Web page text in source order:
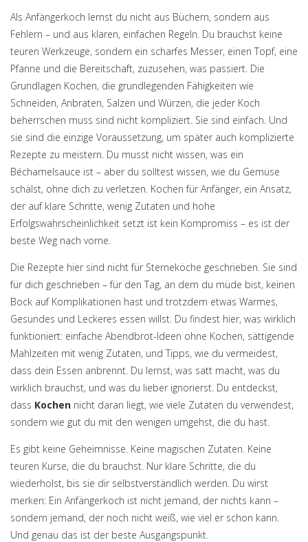
Als Anfängerkoch lernst du nicht aus Büchern, sondern aus
Fehlern – und aus klaren, einfachen Regeln. Du brauchst keine
teuren Werkzeuge, sondern ein scharfes Messer, einen Topf, eine
Pfanne und die Bereitschaft, zuzusehen, was passiert. Die
Grundlagen Kochen, die grundlegenden Fähigkeiten wie
Schneiden, Anbraten, Salzen und Würzen, die jeder Koch
beherrschen muss sind nicht kompliziert. Sie sind einfach. Und
sie sind die einzige Voraussetzung, um später auch komplizierte
Rezepte zu meistern. Du musst nicht wissen, was ein
Béchamelsauce ist – aber du solltest wissen, wie du Gemüse
schälst, ohne dich zu verletzen. Kochen für Anfänger, ein Ansatz,
der auf klare Schritte, wenig Zutaten und hohe
Erfolgswahrscheinlichkeit setzt ist kein Kompromiss – es ist der
beste Weg nach vorne.
Die Rezepte hier sind nicht für Sterneköche geschrieben. Sie sind
für dich geschrieben – für den Tag, an dem du müde bist, keinen
Bock auf Komplikationen hast und trotzdem etwas Warmes,
Gesundes und Leckeres essen willst. Du findest hier, was wirklich
funktioniert: einfache Abendbrot-Ideen ohne Kochen, sättigende
Mahlzeiten mit wenig Zutaten, und Tipps, wie du vermeidest,
dass dein Essen anbrennt. Du lernst, was satt macht, was du
wirklich brauchst, und was du lieber ignorierst. Du entdeckst,
dass Kochen nicht daran liegt, wie viele Zutaten du verwendest,
sondern wie gut du mit den wenigen umgehst, die du hast.
Es gibt keine Geheimnisse. Keine magischen Zutaten. Keine
teuren Kurse, die du brauchst. Nur klare Schritte, die du
wiederholst, bis sie dir selbstverständlich werden. Du wirst
merken: Ein Anfängerkoch ist nicht jemand, der nichts kann –
sondern jemand, der noch nicht weiß, wie viel er schon kann.
Und genau das ist der beste Ausgangspunkt.